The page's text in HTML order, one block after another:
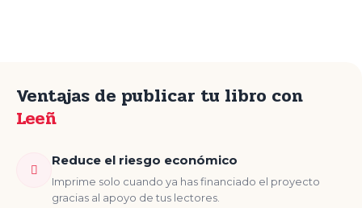
Ventajas de publicar tu libro con
Leeñ
Reduce el riesgo económico
Imprime solo cuando ya has financiado el proyecto
gracias al apoyo de tus lectores.